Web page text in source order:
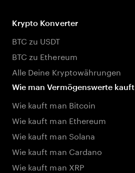
Krypto Konverter
BTC zu USDT
BTC zu Ethereum
Alle Deine Kryptowährungen
Wie man Vermögenswerte kauft
Wie kauft man Bitcoin
Wie kauft man Ethereum
Wie kauft man Solana
Wie kauft man Cardano
Wie kauft man XRP